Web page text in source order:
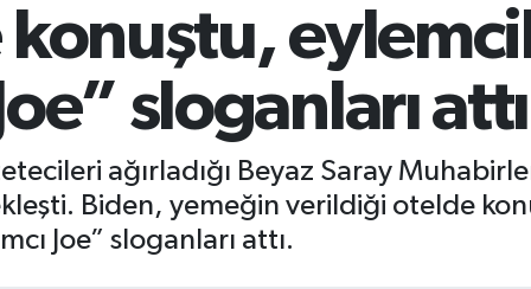
konuştu,
sloganları attı
ağırladığı Beyaz Saray
Biden, yemeğin verildiği otelde
Joe” sloganları attı.